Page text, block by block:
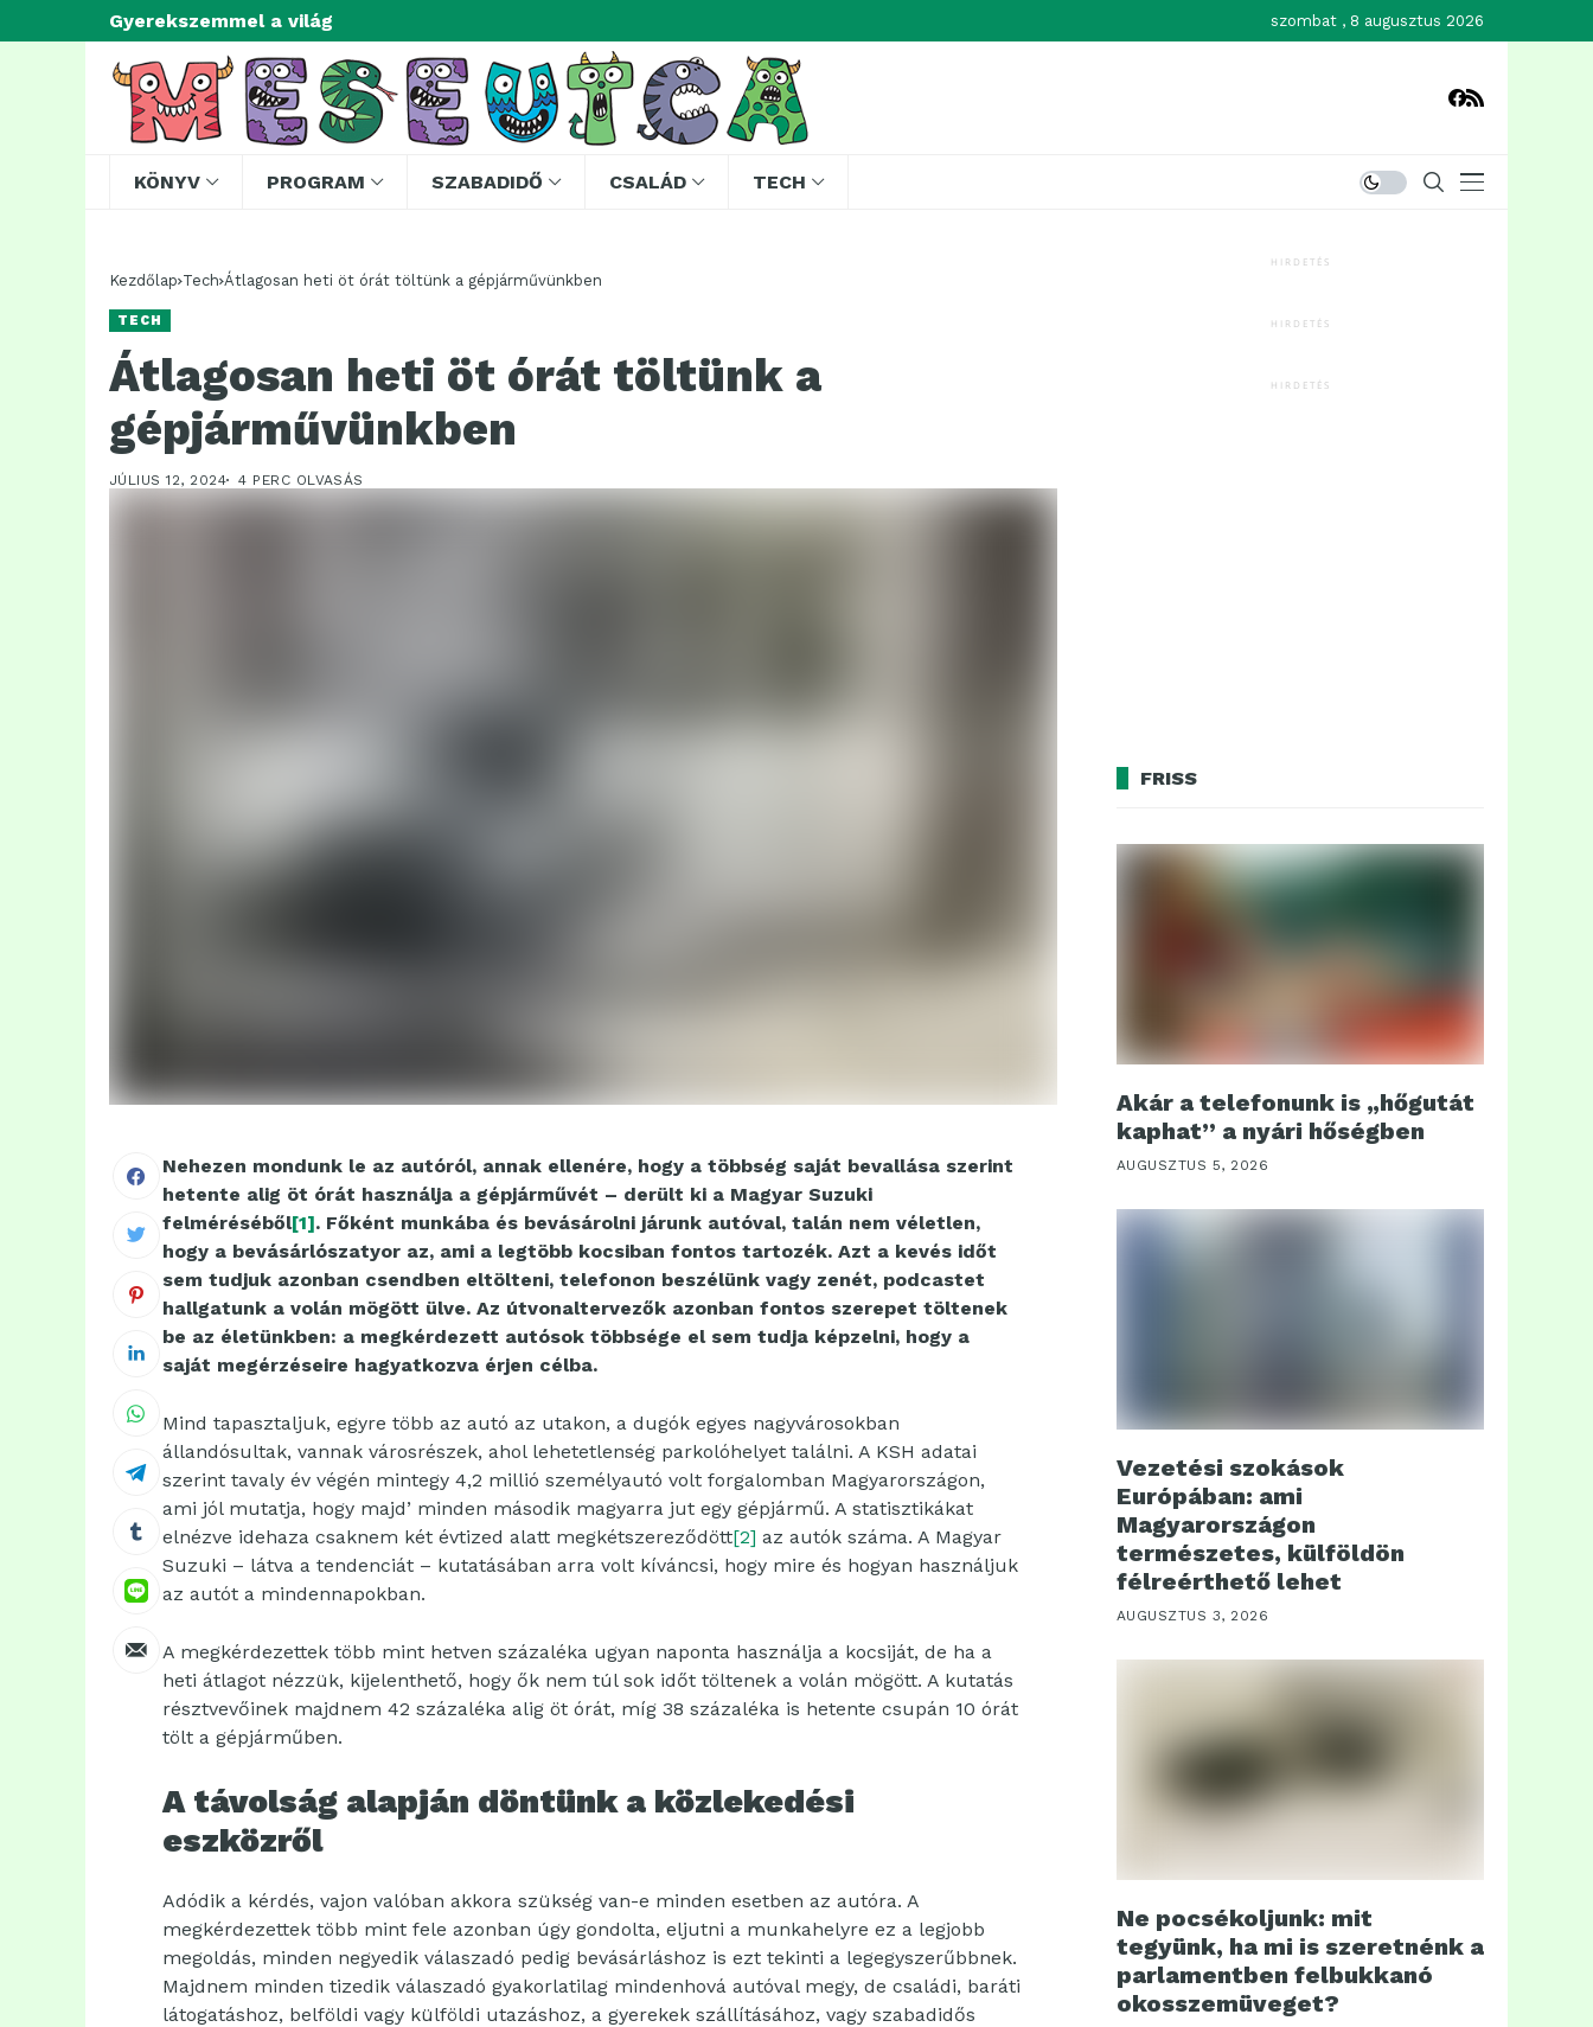
Gyerekszemmel a világ szombat , 8 augusztus 2026
KÖNYV PROGRAM SZABADIDŐ CSALÁD TECH
Kezdőlap Tech Átlagosan heti öt órát töltünk a gépjárművünkben
TECH
Átlagosan heti öt órát töltünk a
gépjárművünkben
JÚLIUS 12, 2024 4 PERC OLVASÁS
Nehezen mondunk le az autóról, annak ellenére, hogy a többség saját bevallása szerint
hetente alig öt órát használja a gépjárművét – derült ki a Magyar Suzuki
felméréséből[1]. Főként munkába és bevásárolni járunk autóval, talán nem véletlen,
hogy a bevásárlószatyor az, ami a legtöbb kocsiban fontos tartozék. Azt a kevés időt
sem tudjuk azonban csendben eltölteni, telefonon beszélünk vagy zenét, podcastet
hallgatunk a volán mögött ülve. Az útvonaltervezők azonban fontos szerepet töltenek
be az életünkben: a megkérdezett autósok többsége el sem tudja képzelni, hogy a
saját megérzéseire hagyatkozva érjen célba.
Mind tapasztaljuk, egyre több az autó az utakon, a dugók egyes nagyvárosokban
állandósultak, vannak városrészek, ahol lehetetlenség parkolóhelyet találni. A KSH adatai
szerint tavaly év végén mintegy 4,2 millió személyautó volt forgalomban Magyarországon,
ami jól mutatja, hogy majd’ minden második magyarra jut egy gépjármű. A statisztikákat
elnézve idehaza csaknem két évtized alatt megkétszereződött[2] az autók száma. A Magyar
Suzuki – látva a tendenciát – kutatásában arra volt kíváncsi, hogy mire és hogyan használjuk
az autót a mindennapokban.
A megkérdezettek több mint hetven százaléka ugyan naponta használja a kocsiját, de ha a
heti átlagot nézzük, kijelenthető, hogy ők nem túl sok időt töltenek a volán mögött. A kutatás
résztvevőinek majdnem 42 százaléka alig öt órát, míg 38 százaléka is hetente csupán 10 órát
tölt a gépjárműben.
A távolság alapján döntünk a közlekedési
eszközről
Adódik a kérdés, vajon valóban akkora szükség van-e minden esetben az autóra. A
megkérdezettek több mint fele azonban úgy gondolta, eljutni a munkahelyre ez a legjobb
megoldás, minden negyedik válaszadó pedig bevásárláshoz is ezt tekinti a legegyszerűbbnek.
Majdnem minden tizedik válaszadó gyakorlatilag mindenhová autóval megy, de családi, baráti
látogatáshoz, belföldi vagy külföldi utazáshoz, a gyerekek szállításához, vagy szabadidős
HIRDETÉS
HIRDETÉS
HIRDETÉS
FRISS
Akár a telefonunk is „hőgutát
kaphat” a nyári hőségben
AUGUSZTUS 5, 2026
Vezetési szokások
Európában: ami
Magyarországon
természetes, külföldön
félreérthető lehet
AUGUSZTUS 3, 2026
Ne pocsékoljunk: mit
tegyünk, ha mi is szeretnénk a
parlamentben felbukkanó
okosszemüveget?